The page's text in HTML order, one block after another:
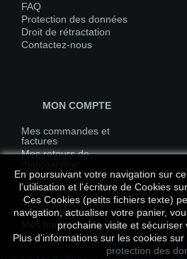
FAQ
Protection des données
Droit de rétractation
Contactez-nous
MON COMPTE
Mes commandes et
factures
Mes retours de
Mes avoirs
Mes adresses
Mes informations
personnelles
Mes bons de réduction
En poursuivant votre navigation sur
l’utilisation et l'écriture de Cookies
Ces Cookies (petits fichiers texte)
navigation, actualiser votre panier,
prochaine visite et sécuriser
Plus d'informations sur les cookies
protection des